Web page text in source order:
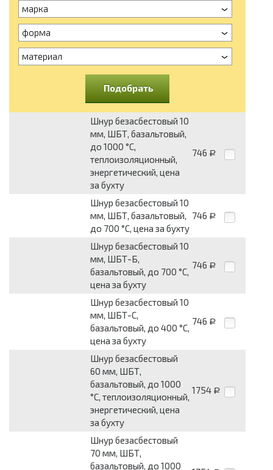
марка
форма
материал
Подобрать
Шнур безасбестовый 10
мм, ШБТ, базальтовый,
до 1000 °С,
теплоизоляционный,
энергетический, цена
за бухту
746 Р
Шнур безасбестовый 10
мм, ШБТ, базальтовый,
до 700 °С, цена за бухту
746 Р
Шнур безасбестовый 10
мм, ШБТ-Б,
базальтовый, до 700 °С,
цена за бухту
746 Р
Шнур безасбестовый 10
мм, ШБТ-С,
базальтовый, до 400 °С,
цена за бухту
746 Р
Шнур безасбестовый
60 мм, ШБТ,
базальтовый, до 1000
°С, теплоизоляционный,
энергетический, цена
за бухту
1754 Р
Шнур безасбестовый
70 мм, ШБТ,
базальтовый, до 1000